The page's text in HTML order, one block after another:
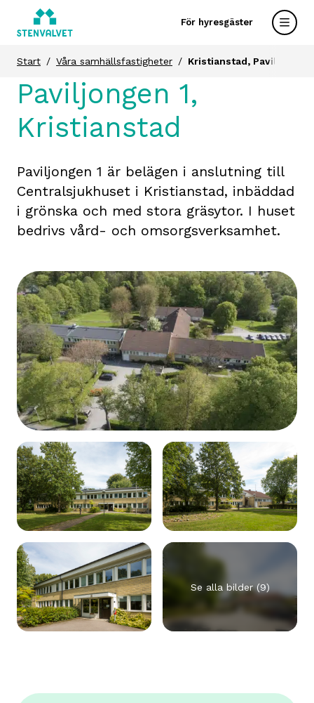
För hyresgäster
Start Våra samhällsfastigheter Kristianstad, Paviljongen
Paviljongen 1,
Kristianstad
Paviljongen 1 är belägen i anslutning till
Centralsjukhuset i Kristianstad, inbäddad
i grönska och med stora gräsytor. I huset
bedrivs vård- och omsorgsverksamhet.
Se alla bilder (9)